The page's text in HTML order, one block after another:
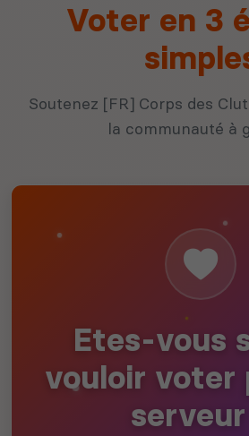
Voter en 3
Soutenez [FR] Corps des
la communauté à
Etes-vous
vouloir voter